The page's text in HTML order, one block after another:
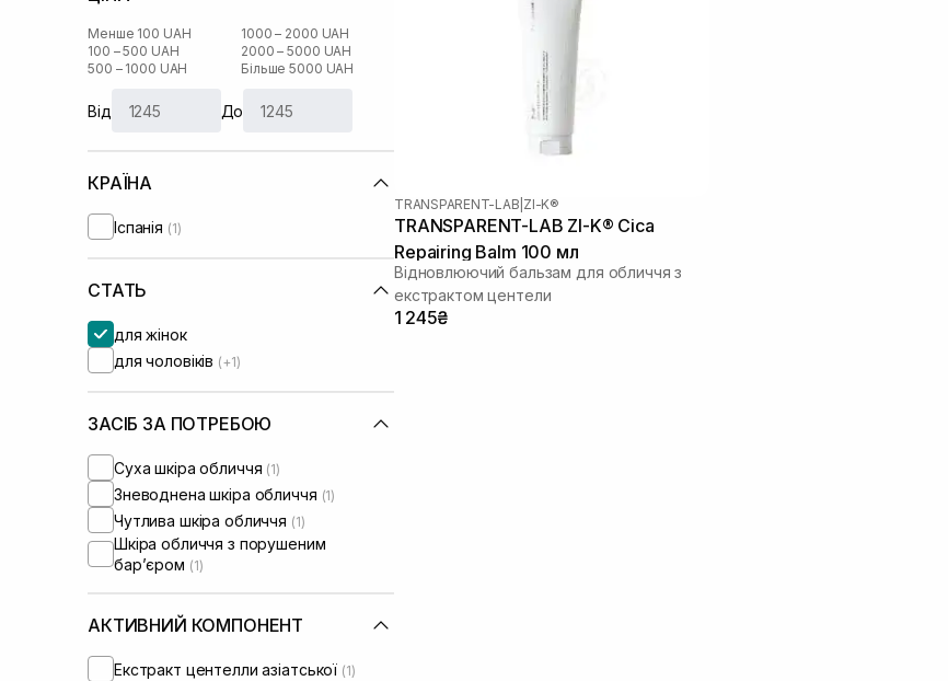
Менше 100 UAH
100 – 500 UAH
500 – 1000 UAH
1000 – 2000 UAH
2000 – 5000 UAH
Більше 5000 UAH
Від До
КРАЇНА
Іспанія (1)
СТАТЬ
для жінок
для чоловіків (+1)
ЗАСІБ ЗА ПОТРЕБОЮ
Суха шкіра обличчя (1)
Зневоднена шкіра обличчя (1)
Чутлива шкіра обличчя (1)
Шкіра обличчя з порушеним
барʼєром (1)
АКТИВНИЙ КОМПОНЕНТ
Екстракт центелли азіатської (1)
TRANSPARENT-LAB ZI-K®
TRANSPARENT-LAB ZI-K® Cica
Repairing Balm 100 мл
Відновлюючий бальзам для обличчя з
екстрактом центели
1 245₴